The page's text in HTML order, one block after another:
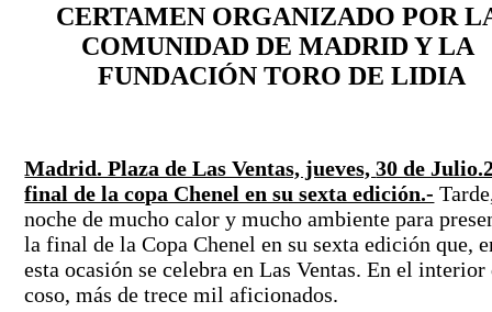
CERTAMEN ORGANIZADO POR
COMUNIDAD DE MADRID Y LA
FUNDACIÓN TORO DE LIDIA
Madrid. Plaza de Las Ventas, jueves,30 de
final de la copa Chenel en su sexta edición.-
noche de mucho calor y mucho ambiente para
la final de la Copa Chenel en su sexta edición que,
esta ocasión se celebra en Las Ventas. En el interior
coso, más de trece mil aficionados.